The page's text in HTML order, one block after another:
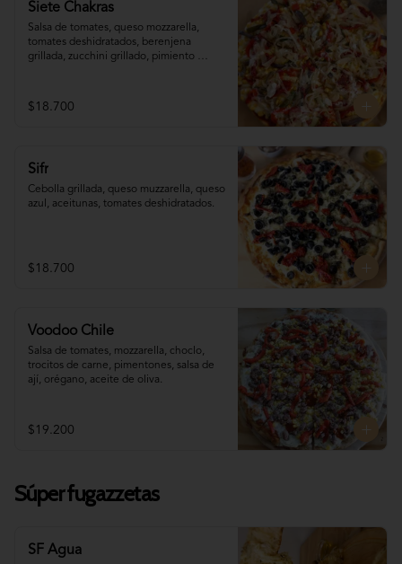
Siete Chakras
Salsa de tomates, queso mozzarella,
tomates deshidratados, berenjena
grillada, zucchini grillado, pimiento
$18.700
Sifr
Cebolla grillada, queso muzzarella, queso
azul, aceitunas, tomates deshidratados.
$18.700
Voodoo Chile
Salsa de tomates, mozzarella, choclo,
trocitos de carne, pimentones, salsa de
ají, orégano, aceite de oliva.
$19.200
Súper fugazzetas
SF Agua